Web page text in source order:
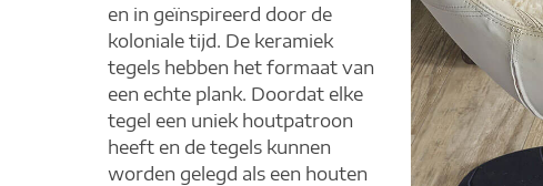
en in geïnspireerd door de
koloniale tijd. De keramiek
tegels hebben het formaat van
een echte plank. Doordat elke
tegel een uniek houtpatroon
heeft en de tegels kunnen
worden gelegd als een houten